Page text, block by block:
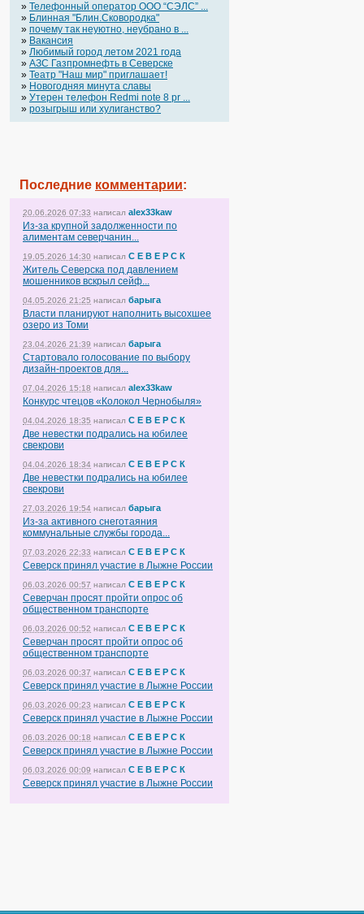
» Телефонный оператор OOO “СЭЛС” ...
» Блинная "Блин.Сковородка"
» почему так неуютно, неубрано в ...
» Вакансия
» Любимый город летом 2021 года
» АЗС Газпромнефть в Северске
» Театр "Наш мир" приглашает!
» Новогодняя минута славы
» Утерен телефон Redmi note 8 pr ...
» розыгрыш или хулиганство?
Последние комментарии:
20.06.2026 07:33 написал alex33kaw
Из-за крупной задолженности по
алиментам северчанин...
19.05.2026 14:30 написал С Е В Е Р С К
Житель Северска под давлением
мошенников вскрыл сейф...
04.05.2026 21:25 написал барыга
Власти планируют наполнить высохшее
озеро из Томи
23.04.2026 21:39 написал барыга
Стартовало голосование по выбору
дизайн-проектов для...
07.04.2026 15:18 написал alex33kaw
Конкурс чтецов «Колокол Чернобыля»
04.04.2026 18:35 написал С Е В Е Р С К
Две невестки подрались на юбилее
свекрови
04.04.2026 18:34 написал С Е В Е Р С К
Две невестки подрались на юбилее
свекрови
27.03.2026 19:54 написал барыга
Из-за активного снеготаяния
коммунальные службы города...
07.03.2026 22:33 написал С Е В Е Р С К
Северск принял участие в Лыжне России
06.03.2026 00:57 написал С Е В Е Р С К
Северчан просят пройти опрос об
общественном транспорте
06.03.2026 00:52 написал С Е В Е Р С К
Северчан просят пройти опрос об
общественном транспорте
06.03.2026 00:37 написал С Е В Е Р С К
Северск принял участие в Лыжне России
06.03.2026 00:23 написал С Е В Е Р С К
Северск принял участие в Лыжне России
06.03.2026 00:18 написал С Е В Е Р С К
Северск принял участие в Лыжне России
06.03.2026 00:09 написал С Е В Е Р С К
Северск принял участие в Лыжне России